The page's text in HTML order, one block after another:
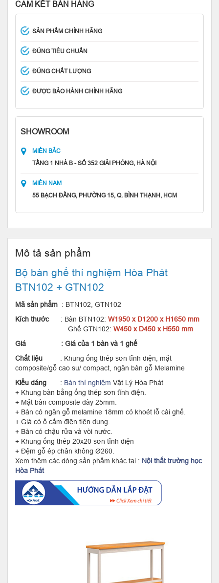
CAM KẾT BÁN HÀNG
SẢN PHẨM CHÍNH HÃNG
ĐÚNG TIÊU CHUẨN
ĐÚNG CHẤT LƯỢNG
ĐƯỢC BẢO HÀNH CHÍNH HÃNG
SHOWROOM
MIỀN BẮC
TẦNG 1 NHÀ B - SỐ 352 GIẢI PHÓNG, HÀ NỘI
MIỀN NAM
55 BẠCH ĐẰNG, PHƯỜNG 15, Q. BÌNH THẠNH, HCM
Mô tả sản phẩm
Bộ bàn ghế thí nghiệm Hòa Phát
BTN102 + GTN102
Mã sản phẩm : BTN102, GTN102
Kích thước : Bàn BTN102: W1950 x D1200 x H1650 mm
Ghế GTN102: W450 x D450 x H550 mm
Giá : Giá của 1 bàn và 1 ghế
Chất liệu : Khung ống thép sơn tĩnh điện, mặt
composite/gỗ cao su/ compact, ngăn bàn gỗ Melamine
Kiểu dáng : Bàn thí nghiệm Vật Lý Hòa Phát
+ Khung bàn bằng ống thép sơn tĩnh điện.
+ Mặt bàn composite dày 25mm.
+ Bàn có ngăn gỗ melamine 18mm có khoét lỗ cài ghế.
+ Giá có ổ cắm điện tiện dụng.
+ Bàn có chậu rửa và vòi nước.
+ Khung ống thép 20x20 sơn tĩnh điện
+ Đệm gỗ ép chân không Ø260.
Xem thêm các dòng sản phẩm khác tại : Nội thất trường học
Hòa Phát